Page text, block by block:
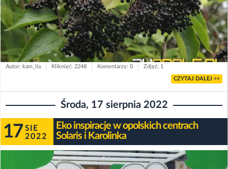
Autor: kam_ila Kliknięć: 2248 Komentarzy: 0 Zdjęć: 1
CZYTAJ DALEJ >>
Środa, 17 sierpnia 2022
17 SIE
2022
Eko inspiracje w opolskich centrach
Solaris i Karolinka